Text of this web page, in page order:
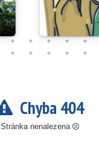
Chyba 404
Stránka nenalezena